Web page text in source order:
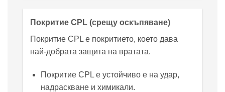
Покритие CPL (срещу оскъпяване)
Покритие CPL е покритието, което дава
най-добрата защита на вратата.
Покритие CPL е устойчиво е на удар,
надраскване и химикали.